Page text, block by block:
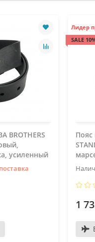
BROTHERS
усиленный
Лидер
SALE
Пояс
1